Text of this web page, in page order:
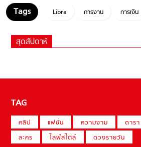
Libra การงาน การเงิน
สุดสัปดาห์
TAG
คลิป แฟชั่น ความงาม ดารา
ละคร
ไลฟ์สไตล์ ดวงรายวัน